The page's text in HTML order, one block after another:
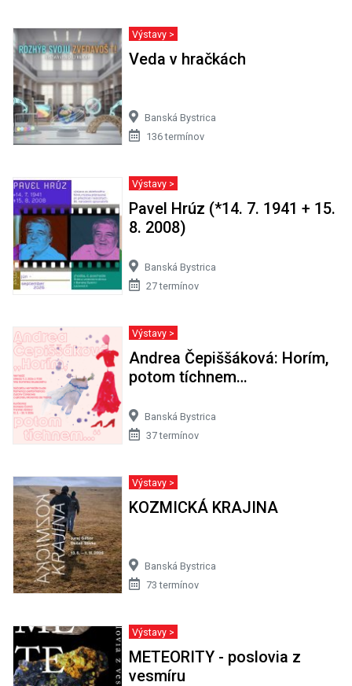
Výstavy >
Veda v hračkách
Banská Bystrica
136 termínov
Výstavy >
Pavel Hrúz (*14. 7. 1941 + 15.
8. 2008)
Banská Bystrica
27 termínov
Výstavy >
Andrea Čepiššáková: Horím,
potom tíchnem…
Banská Bystrica
37 termínov
Výstavy >
KOZMICKÁ KRAJINA
Banská Bystrica
73 termínov
Výstavy >
METEORITY - poslovia z
vesmíru